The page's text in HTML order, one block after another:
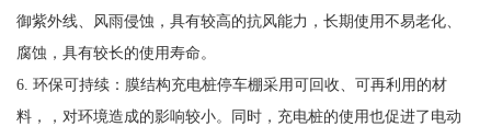
御紫外线、风雨侵蚀，具有较高的抗风能力，长期使用不易老化、
腐蚀，具有较长的使用寿命。
6. 环保可持续：膜结构充电桩停车棚采用可回收、可再利用的材
料，，对环境造成的影响较小。同时，充电桩的使用也促进了电动